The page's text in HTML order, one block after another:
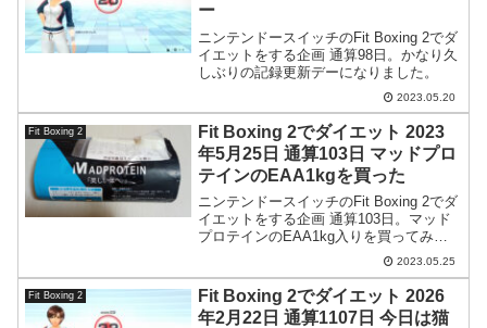
ー
ニンテンドースイッチのFit Boxing 2でダ
イエットをする企画 通算98日。かなり久
しぶりの記録更新デーになりました。
2023.05.20
Fit Boxing 2
Fit Boxing 2でダイエット 2023
年5月25日 通算103日 マッドプロ
テインのEAA1kgを買った
ニンテンドースイッチのFit Boxing 2でダ
イエットをする企画 通算103日。マッド
プロテインのEAA1kg入りを買ってみま
2023.05.25
Fit Boxing 2
Fit Boxing 2でダイエット 2026
年2月22日 通算1107日 今日は猫